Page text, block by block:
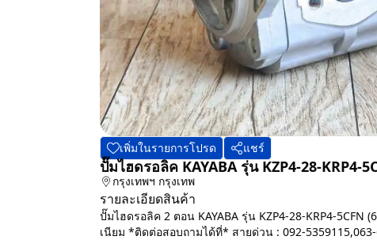
เพิ่มในรายการโปรด แชร์
ปั๊มไฮดรอลิค KAYABA รุ่น KZP4-28-KRP4-
กรุงเทพฯ กรุงเทพ
รายละเอียดสินค้า
ปั๊มไฮดรอลิค 2 ตอน KAYABA รุ่น KZP4-28-KRP4-
เนียม *ติดต่อสอบถามได้ที่* สายด่วน : 092-